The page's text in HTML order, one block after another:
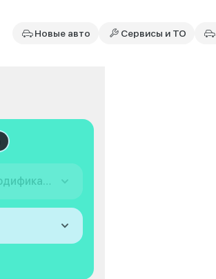
Новые авто Сервисы и ТО
Модификация